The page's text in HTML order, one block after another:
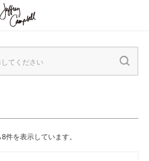
件を表示しています。